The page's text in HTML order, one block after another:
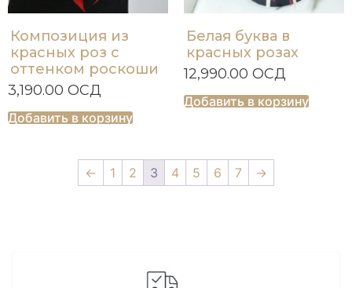
Композиция из
красных роз с
оттенком роскоши
3,190.00 ОСД
Добавить в корзину
Белая буква в
красных розах
12,990.00 ОСД
Добавить в корзину
← 1 2 3 4 5 6 7 →